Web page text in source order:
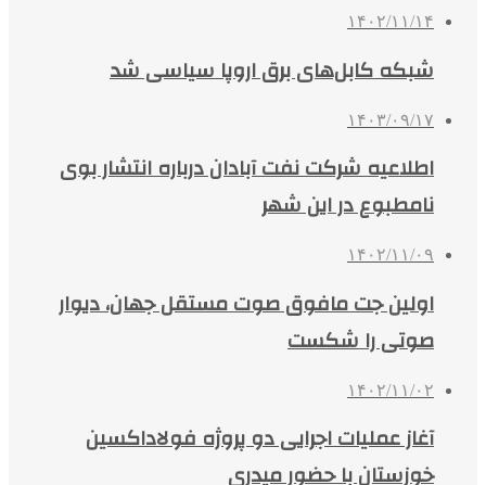
۱۴۰۲/۱۱/۱۴
شبکه کابل‌های برق اروپا سیاسی شد
۱۴۰۳/۰۹/۱۷
اطلاعیه شرکت نفت آبادان درباره انتشار بوی
نامطبوع در این شهر
۱۴۰۲/۱۱/۰۹
اولین جت مافوق صوت مستقل جهان، دیوار
صوتی را شکست
۱۴۰۲/۱۱/۰۲
آغاز عملیات اجرایی دو پروژه فولاداکسین
خوزستان با حضور میدری